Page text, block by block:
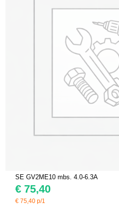
SE GV2ME10 mbs. 4.0-6.3A
€ 75,40
€75,40 p/1